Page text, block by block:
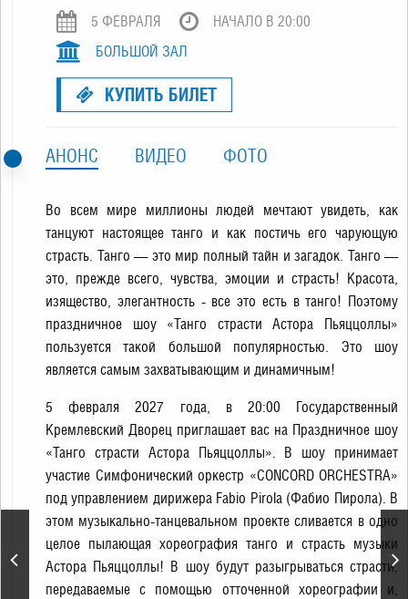
Юбилейный концерт,
посвященный 85-летию
народного артиста
РСФСР Льва Лещенко
5 ФЕВРАЛЯ
НАЧАЛО В 20:00
БОЛЬШОЙ ЗАЛ
КУПИТЬ БИЛЕТ
АНОНС ВИДЕО ФОТО
Во всем мире миллионы людей мечтают увидеть, как
танцуют настоящее танго и как постичь его чарующую
страсть. Танго — это мир полный тайн и загадок. Танго —
это, прежде всего, чувства, эмоции и страсть! Красота,
изящество, элегантность - все это есть в танго! Поэтому
праздничное шоу «Танго страсти Астора Пьяццоллы»
пользуется такой большой популярностью. Это шоу
является самым захватывающим и динамичным!
5 февраля 2027 года, в 20:00 Государственный
Кремлевский Дворец приглашает вас на Праздничное шоу
«Танго страсти Астора Пьяццоллы». В шоу принимает
участие Симфонический оркестр «CONCORD ORCHESTRA»
под управлением дирижера Fabio Pirola (Фабио Пирола). В
этом музыкально-танцевальном проекте сливается в одно
целое пылающая хореография танго и страсть музыки
Астора Пьяццоллы! В шоу будут разыгрываться страсти,
передаваемые с помощью отточенной хореографии и,